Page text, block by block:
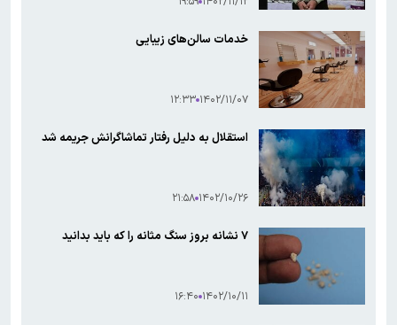
خدمات سالن‌های زیبایی
۱۴۰۲/۱۱/۰۷ ۱۲:۳۳
استقلال به دلیل رفتار تماشاگرانش جریمه شد
۱۴۰۲/۱۰/۲۶ ۲۱:۵۸
۷ نشانه بروز سنگ مثانه را که باید بدانید
۱۴۰۲/۱۰/۱۱ ۱۶:۴۰